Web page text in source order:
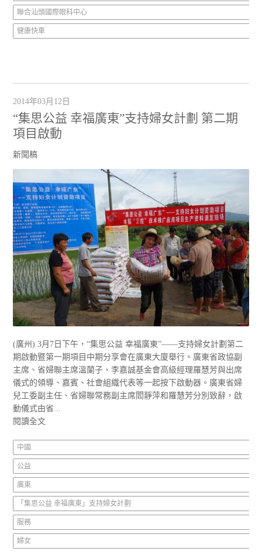
聯合汕頭國際眼科中心
健康快車
2014年03月12日
“集思公益 幸福廣東”支持婦女計劃 第二期
項目啟動
新聞稿
(廣州) 3月7日下午，“集思公益 幸福廣東”——支持婦女計劃第二
期啟動暨第一期項目中期分享會在廣東大廈舉行。廣東省政協副
主席、省婦聯主席溫蘭子、李嘉誠基金會高級經理羅慧芳與出席
儀式的領導、嘉賓、社會組織代表等一起按下啟動器。廣東省婦
兒工委副主任、省婦聯常務副主席閻靜萍和羅慧芳分別致辭，啟
動儀式由省...
閱讀全文
中國
公益
廣東
「集思公益 幸福廣東」支持婦女計劃
服務
婦女